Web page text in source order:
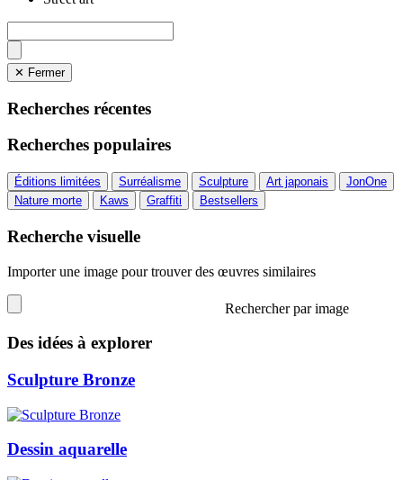
✕ Fermer
Recherches récentes
Recherches populaires
Éditions limitées Surréalisme Sculpture Art japonais
JonOne
Nature morte
Kaws Graffiti Bestsellers
Recherche visuelle
Importer une image pour trouver des œuvres similaires
Rechercher par image
Des idées à explorer
Sculpture Bronze
Dessin aquarelle